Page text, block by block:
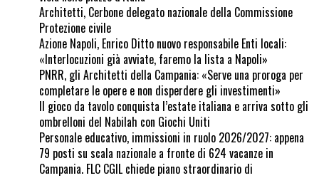
Architetti, Cerbone delegato nazionale della Commissione
Protezione civile
Azione Napoli, Enrico Ditto nuovo responsabile Enti locali:
«Interlocuzioni già avviate, faremo la lista a Napoli»
PNRR, gli Architetti della Campania: «Serve una proroga per
completare le opere e non disperdere gli investimenti»
Il gioco da tavolo conquista l’estate italiana e arriva sotto gli
ombrelloni del Nabilah con Giochi Uniti
Personale educativo, immissioni in ruolo 2026/2027: appena
79 posti su scala nazionale a fronte di 624 vacanze in
Campania. FLC CGIL chiede piano straordinario di